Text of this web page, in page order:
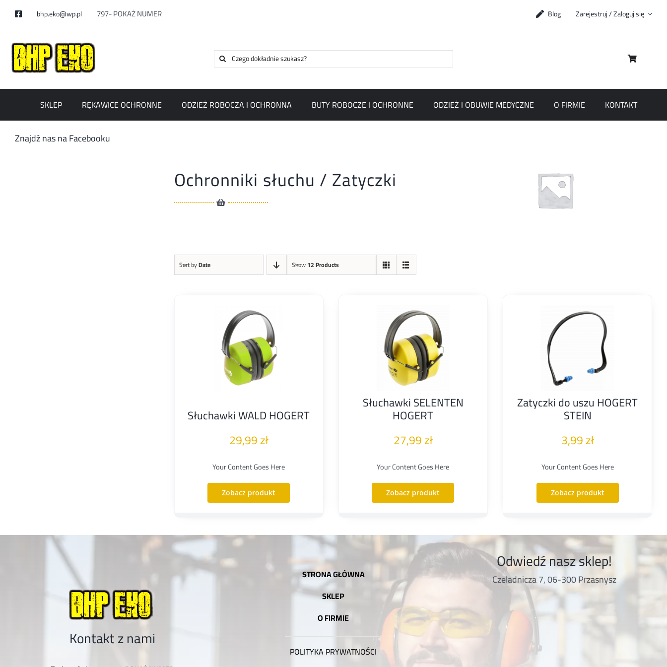
bhp.eko@wp.pl 797-POKAŻ NUMER Blog Zarejestruj / Zaloguj się
Search
for:
SKLEP RĘKAWICE OCHRONNE ODZIEŻ ROBOCZA I OCHRONNA BUTY ROBOCZE I OCHRONNE ODZIEŻ I OBUWIE MEDYCZNE O FIRMIE KONTAKT
Ochronniki słuchu / Zatyczki
Sort byDate Show12 Products
Słuchawki WALD HOGERT
29,99zł
Your Content Goes Here
Zobacz produkt
Słuchawki SELENTEN
HOGERT
27,99zł
Your Content Goes Here
Zobacz produkt
Zatyczki do uszu HOGERT
STEIN
3,99zł
Your Content Goes Here
Zobacz produkt
Znajdź nas na Facebooku
Kontakt z nami
STRONA GŁÓWNA
SKLEP
O FIRMIE
POLITYKA PRYWATNOŚCI
Odwiedź nasz sklep!
Czeladnicza 7, 06-300 Przasnysz